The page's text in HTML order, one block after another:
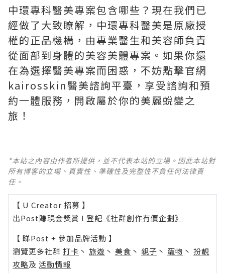
中環專科醫美專案包含哪些？現在我們已
經做了大致瞭解，中環專科醫美是原廠授
權的正品機構，由專業醫生和美容師負責
從面部到身體的美容美體專案。如果你還
在為選擇醫美專案而困惑，不妨點擊官網
kairosskin醫美諮詢平臺，享受諮詢和預
約一體服務，開啟屬於你的美麗蛻變之
旅！
*本站之內容由作者所提供，並不代表本站的立場。因此本站對
所有博客的立場、真實性、準確性及完整性不負任何法律責
任。
【 U Creator 招募 】
出Post賺現金獎賞 l 登記《社群創作有價企劃》
【 睇Post + 參加品牌活動 】
瀏覽更多社群 打卡 丶 旅遊 丶 美食 丶 親子 丶 寵物 丶 扮靚
攻略及 活動情報